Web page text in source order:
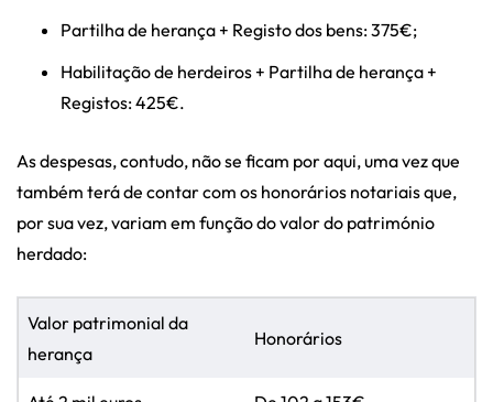
Partilha de herança + Registo dos bens: 375€;
Habilitação de herdeiros + Partilha de herança +
Registos: 425€.
As despesas, contudo, não se ficam por aqui, uma vez que
também terá de contar com os honorários notariais que,
por sua vez, variam em função do valor do património
herdado:
Valor patrimonial da
herança
Honorários